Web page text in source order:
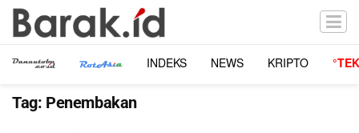
INDEKS NEWS KRIPTO
Tag: Penembakan